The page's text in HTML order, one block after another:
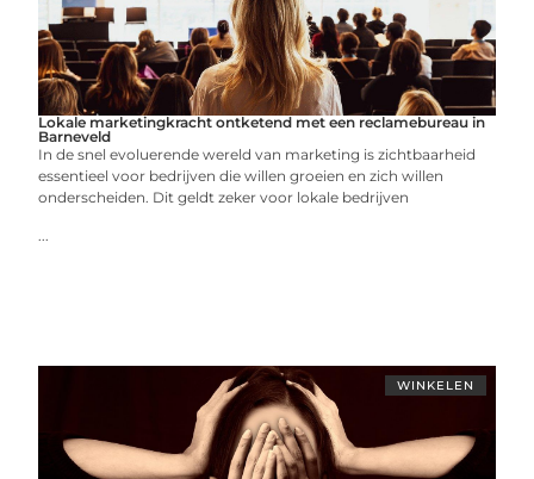
Lokale marketingkracht ontketend met een reclamebureau in
Barneveld
In de snel evoluerende wereld van marketing is zichtbaarheid
essentieel voor bedrijven die willen groeien en zich willen
onderscheiden. Dit geldt zeker voor lokale bedrijven
...
WINKELEN